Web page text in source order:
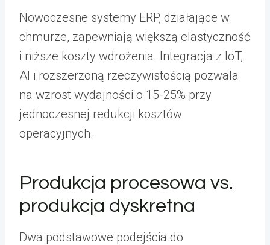
Nowoczesne systemy ERP, działające w
chmurze, zapewniają większą elastyczność
i niższe koszty wdrożenia. Integracja z IoT,
AI i rozszerzoną rzeczywistością pozwala
na wzrost wydajności o 15-25% przy
jednoczesnej redukcji kosztów
operacyjnych.
Produkcja procesowa vs.
produkcja dyskretna
Dwa podstawowe podejścia do